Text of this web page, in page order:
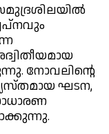
നോവലിന്റെ
ഘടന,